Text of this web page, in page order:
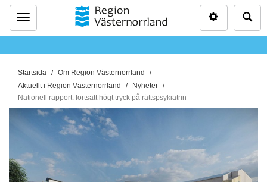
Meny
D
u
ä
r
r
:
Startsida
Om Region Västernorrland
Aktuellt i Region Västernorrland
Nyheter
Nationell rapport: fortsatt högt tryck på rättspsykiatrin